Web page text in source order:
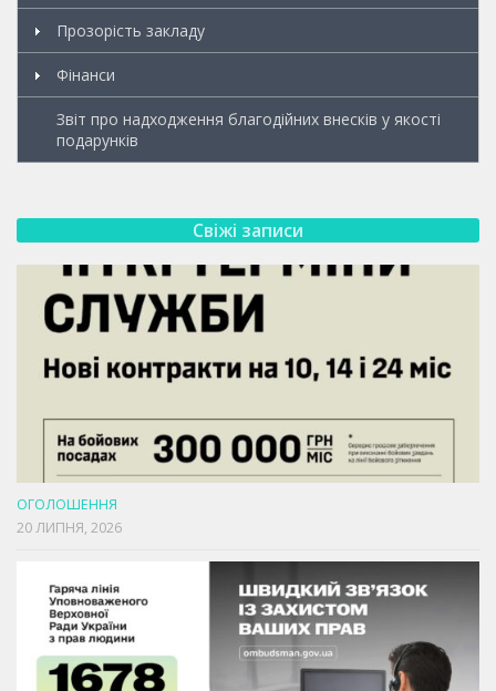
Прозорість закладу
Фінанси
Звіт про надходження благодійних внесків у якості
подарунків
Свіжі записи
ОГОЛОШЕННЯ
20 ЛИПНЯ, 2026